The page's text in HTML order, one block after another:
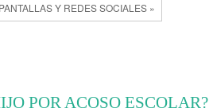
Y REDES SOCIALES »
POR ACOSO ESCOLAR?